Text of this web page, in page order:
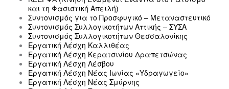
και τη Φασιστική Απειλή)
Συντονισμός για το Προσφυγικό – Μεταναστευτικό
Συντονισμός Συλλογικοτήτων Αττικής – ΣΥΣΑ
Συντονισμός Συλλογικοτήτων Θεσσαλονίκης
Εργατική Λέσχη Καλλιθέας
Εργατική Λέσχη Κερατσινίου Δραπετσώνας
Εργατική Λέσχη Λέσβου
Εργατική Λέσχη Νέας Ιωνίας «Υδραγωγείο»
Εργατική Λέσχη Νέας Σμύρνης